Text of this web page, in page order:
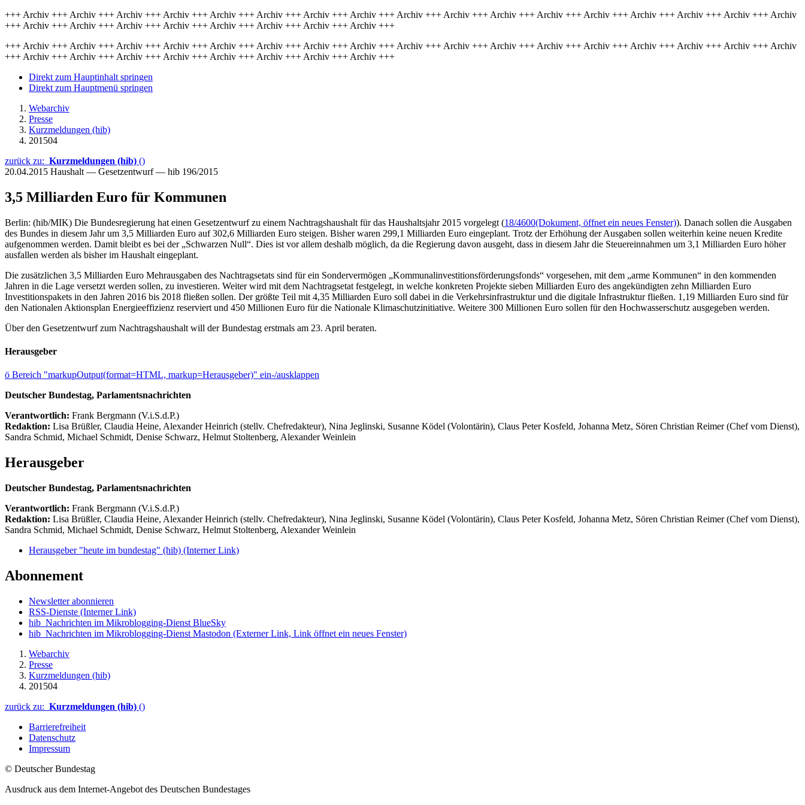
+++ Archiv +++ Archiv +++ Archiv +++ Archiv +++ Archiv +++ Archiv +++ Archiv +++ Archiv +++ Archiv +++ Archiv +++ Archiv +++ Archiv +++ Archiv +++ Archiv +++ Archiv +++ Archiv +++ Archiv
+++ Archiv +++ Archiv +++ Archiv +++ Archiv +++ Archiv +++ Archiv +++ Archiv +++ Archiv +++
+++ Archiv +++ Archiv +++ Archiv +++ Archiv +++ Archiv +++ Archiv +++ Archiv +++ Archiv +++ Archiv +++ Archiv +++ Archiv +++ Archiv +++ Archiv +++ Archiv +++ Archiv +++ Archiv +++ Archiv
+++ Archiv +++ Archiv +++ Archiv +++ Archiv +++ Archiv +++ Archiv +++ Archiv +++ Archiv +++
Direkt zum Hauptinhalt springen
Direkt zum Hauptmenü springen
Webarchiv
Presse
Kurzmeldungen (hib)
201504
zurück zu: Kurzmeldungen (hib) ()
20.04.2015 Haushalt — Gesetzentwurf — hib 196/2015
3,5 Milliarden Euro für Kommunen
Berlin: (hib/MIK) Die Bundesregierung hat einen Gesetzentwurf zu einem Nachtragshaushalt für das Haushaltsjahr 2015 vorgelegt (18/4600(Dokument, öffnet ein neues Fenster)). Danach sollen die Ausgaben
des Bundes in diesem Jahr um 3,5 Milliarden Euro auf 302,6 Milliarden Euro steigen. Bisher waren 299,1 Milliarden Euro eingeplant. Trotz der Erhöhung der Ausgaben sollen weiterhin keine neuen Kredite
aufgenommen werden. Damit bleibt es bei der „Schwarzen Null“. Dies ist vor allem deshalb möglich, da die Regierung davon ausgeht, dass in diesem Jahr die Steuereinnahmen um 3,1 Milliarden Euro höher
ausfallen werden als bisher im Haushalt eingeplant.
Die zusätzlichen 3,5 Milliarden Euro Mehrausgaben des Nachtragsetats sind für ein Sondervermögen „Kommunalinvestitionsförderungsfonds“ vorgesehen, mit dem „arme Kommunen“ in den kommenden
Jahren in die Lage versetzt werden sollen, zu investieren. Weiter wird mit dem Nachtragsetat festgelegt, in welche konkreten Projekte sieben Milliarden Euro des angekündigten zehn Milliarden Euro
Investitionspakets in den Jahren 2016 bis 2018 fließen sollen. Der größte Teil mit 4,35 Milliarden Euro soll dabei in die Verkehrsinfrastruktur und die digitale Infrastruktur fließen. 1,19 Milliarden Euro sind für
den Nationalen Aktionsplan Energieeffizienz reserviert und 450 Millionen Euro für die Nationale Klimaschutzinitiative. Weitere 300 Millionen Euro sollen für den Hochwasserschutz ausgegeben werden.
Über den Gesetzentwurf zum Nachtragshaushalt will der Bundestag erstmals am 23. April beraten.
Herausgeber
ö Bereich "markupOutput(format=HTML, markup=Herausgeber)" ein-/ausklappen
Deutscher Bundestag, Parlamentsnachrichten
Verantwortlich: Frank Bergmann (V.i.S.d.P.)
Redaktion: Lisa Brüßler, Claudia Heine, Alexander Heinrich (stellv. Chefredakteur), Nina Jeglinski, Susanne Ködel (Volontärin), Claus Peter Kosfeld, Johanna Metz, Sören Christian Reimer (Chef vom Dienst),
Sandra Schmid, Michael Schmidt, Denise Schwarz, Helmut Stoltenberg, Alexander Weinlein
Herausgeber
Deutscher Bundestag, Parlamentsnachrichten
Verantwortlich: Frank Bergmann (V.i.S.d.P.)
Redaktion: Lisa Brüßler, Claudia Heine, Alexander Heinrich (stellv. Chefredakteur), Nina Jeglinski, Susanne Ködel (Volontärin), Claus Peter Kosfeld, Johanna Metz, Sören Christian Reimer (Chef vom Dienst),
Sandra Schmid, Michael Schmidt, Denise Schwarz, Helmut Stoltenberg, Alexander Weinlein
Herausgeber "heute im bundestag" (hib) (Interner Link)
Abonnement
Newsletter abonnieren
RSS-Dienste (Interner Link)
hib_Nachrichten im Mikroblogging-Dienst BlueSky
hib_Nachrichten im Mikroblogging-Dienst Mastodon (Externer Link, Link öffnet ein neues Fenster)
Webarchiv
Presse
Kurzmeldungen (hib)
201504
zurück zu: Kurzmeldungen (hib) ()
Barrierefreiheit
Datenschutz
Impressum
© Deutscher Bundestag
Ausdruck aus dem Internet-Angebot des Deutschen Bundestages